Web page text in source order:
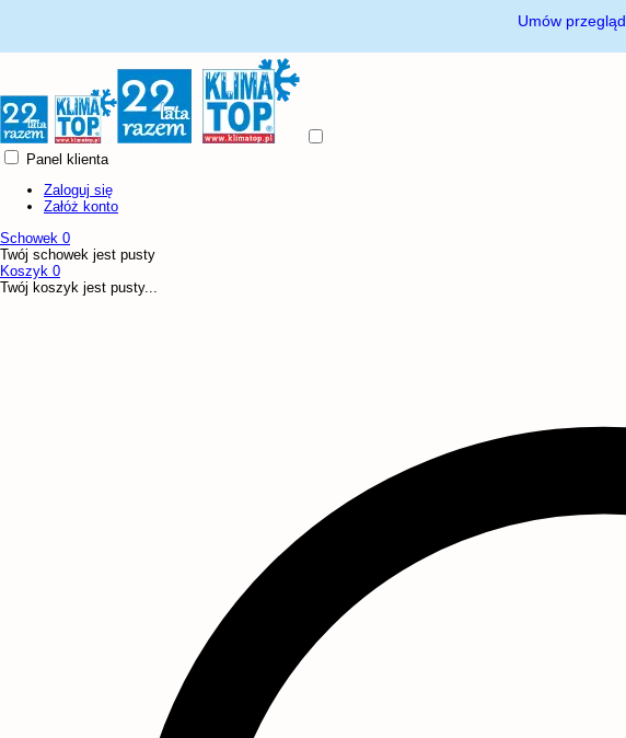
Umów przegląd
Panel klienta
Zaloguj się
Załóż konto
Schowek 0
Twój schowek jest pusty
Koszyk 0
Twój koszyk jest pusty...